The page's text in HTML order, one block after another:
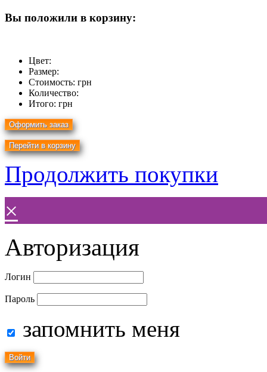
Вы положили в корзину:
Цвет:
Размер:
Стоимость: грн
Количество:
Итого: грн
Продолжить покупки
×
Авторизация
Логин
Пароль
запомнить меня